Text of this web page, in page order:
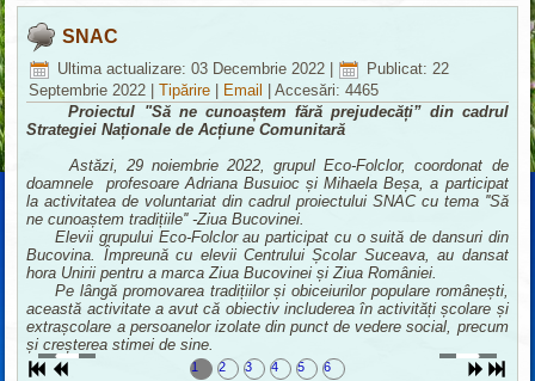
SNAC
Ultima actualizare: 03 Decembrie 2022
Publicat: 22
Septembrie 2022 |Tipărire Email |Accesări: 4465
Proiectul "Să ne cunoaștem fără prejudecăți” din cadrul
Strategiei Naționale de Acțiune Comunitară
Astăzi, 29 noiembrie 2022, grupul Eco-Folclor, coordonat de
doamnele profesoare Adriana Busuioc și Mihaela Beșa, a participat
la activitatea de voluntariat din cadrul proiectului SNAC cu tema ''Să
ne cunoaștem tradițiile'' -Ziua Bucovinei.
Elevii grupului Eco-Folclor au participat cu o suită de dansuri din
Bucovina. Împreună cu elevii Centrului Școlar Suceava, au dansat
hora Unirii pentru a marca Ziua Bucovinei și Ziua României.
Pe lângă promovarea tradițiilor și obiceiurilor populare românești,
această activitate a avut că obiectiv includerea în activități școlare și
extrașcolare a persoanelor izolate din punct de vedere social, precum
și creșterea stimei de sine.
1 2 3 4 5 6